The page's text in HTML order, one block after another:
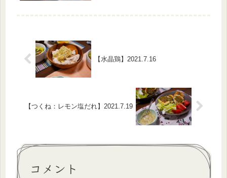
【水晶鶏】2021.7.16
【つくね：レモン塩だれ】2021.7.19
コメント